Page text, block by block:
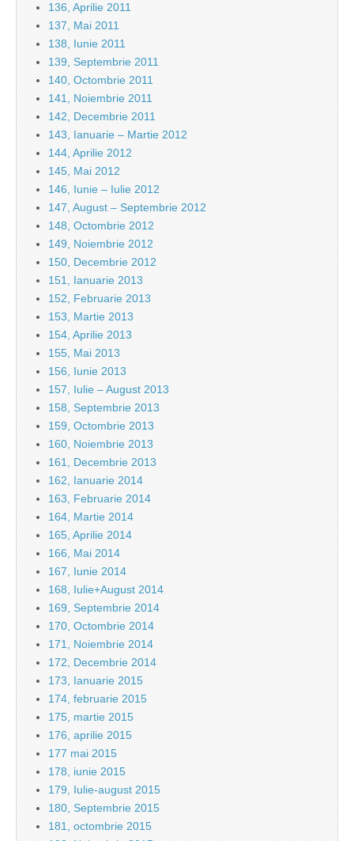
136, Aprilie 2011
137, Mai 2011
138, Iunie 2011
139, Septembrie 2011
140, Octombrie 2011
141, Noiembrie 2011
142, Decembrie 2011
143, Ianuarie – Martie 2012
144, Aprilie 2012
145, Mai 2012
146, Iunie – Iulie 2012
147, August – Septembrie 2012
148, Octombrie 2012
149, Noiembrie 2012
150, Decembrie 2012
151, Ianuarie 2013
152, Februarie 2013
153, Martie 2013
154, Aprilie 2013
155, Mai 2013
156, Iunie 2013
157, Iulie – August 2013
158, Septembrie 2013
159, Octombrie 2013
160, Noiembrie 2013
161, Decembrie 2013
162, Ianuarie 2014
163, Februarie 2014
164, Martie 2014
165, Aprilie 2014
166, Mai 2014
167, Iunie 2014
168, Iulie+August 2014
169, Septembrie 2014
170, Octombrie 2014
171, Noiembrie 2014
172, Decembrie 2014
173, Ianuarie 2015
174, februarie 2015
175, martie 2015
176, aprilie 2015
177 mai 2015
178, iunie 2015
179, Iulie-august 2015
180, Septembrie 2015
181, octombrie 2015